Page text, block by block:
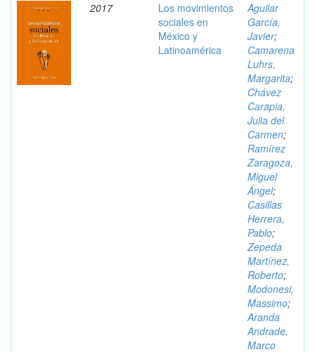
2017
Los movimientos
sociales en
México y
Latinoamérica
Aguilar
García,
Javier;
Camarena
Luhrs,
Margarita;
Chávez
Carapia,
Julia del
Carmen;
Ramírez
Zaragoza,
Miguel
Ángel;
Casillas
Herrera,
Pablo;
Zepeda
Martínez,
Roberto;
Modonesi,
Massimo;
Aranda
Andrade,
Marco